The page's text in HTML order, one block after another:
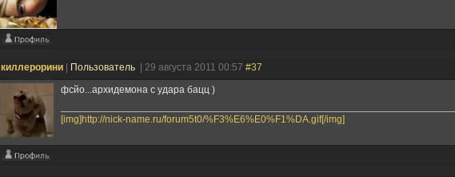
киллерорини Пользователь | 29 августа 2011 00:57 #37
фсйо...архидемона с удара бацц )
[img]http://nick-name.ru/forum5t0/%F3%E6%E0%F1%DA.gif[/img]